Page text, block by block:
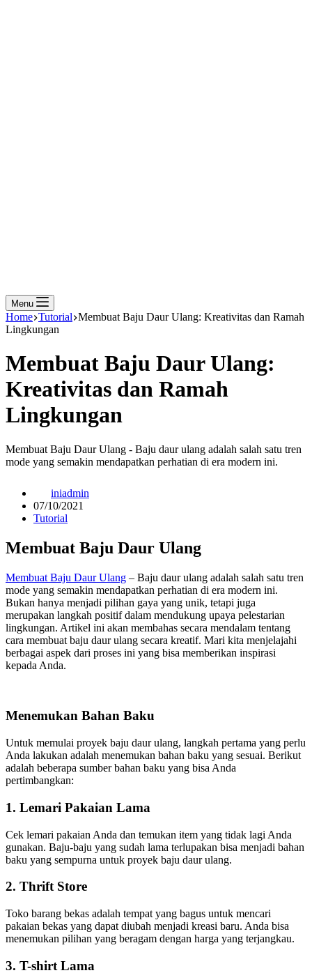
Menu
Home Tutorial Membuat Baju Daur Ulang: Kreativitas dan Ramah
Lingkungan
Membuat Baju Daur Ulang:
Kreativitas dan Ramah
Lingkungan
Membuat Baju Daur Ulang - Baju daur ulang adalah salah satu tren
mode yang semakin mendapatkan perhatian di era modern ini.
iniadmin
07/10/2021
Tutorial
Membuat Baju Daur Ulang
Membuat Baju Daur Ulang – Baju daur ulang adalah salah satu tren
mode yang semakin mendapatkan perhatian di era modern ini.
Bukan hanya menjadi pilihan gaya yang unik, tetapi juga
merupakan langkah positif dalam mendukung upaya pelestarian
lingkungan. Artikel ini akan membahas secara mendalam tentang
cara membuat baju daur ulang secara kreatif. Mari kita menjelajahi
berbagai aspek dari proses ini yang bisa memberikan inspirasi
kepada Anda.
Menemukan Bahan Baku
Untuk memulai proyek baju daur ulang, langkah pertama yang perlu
Anda lakukan adalah menemukan bahan baku yang sesuai. Berikut
adalah beberapa sumber bahan baku yang bisa Anda
pertimbangkan:
1. Lemari Pakaian Lama
Cek lemari pakaian Anda dan temukan item yang tidak lagi Anda
gunakan. Baju-baju yang sudah lama terlupakan bisa menjadi bahan
baku yang sempurna untuk proyek baju daur ulang.
2. Thrift Store
Toko barang bekas adalah tempat yang bagus untuk mencari
pakaian bekas yang dapat diubah menjadi kreasi baru. Anda bisa
menemukan pilihan yang beragam dengan harga yang terjangkau.
3. T-shirt Lama